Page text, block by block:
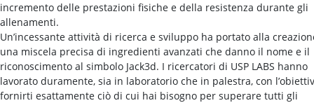
incremento delle prestazioni fisiche e della resistenza durante gli
allenamenti.
Un’incessante attività di ricerca e sviluppo ha portato alla
una miscela precisa di ingredienti avanzati che danno il nome e il
riconoscimento al simbolo Jack3d. I ricercatori di USP LABS hanno
lavorato duramente, sia in laboratorio che in palestra, con
fornirti esattamente ciò di cui hai bisogno per superare tutti gli